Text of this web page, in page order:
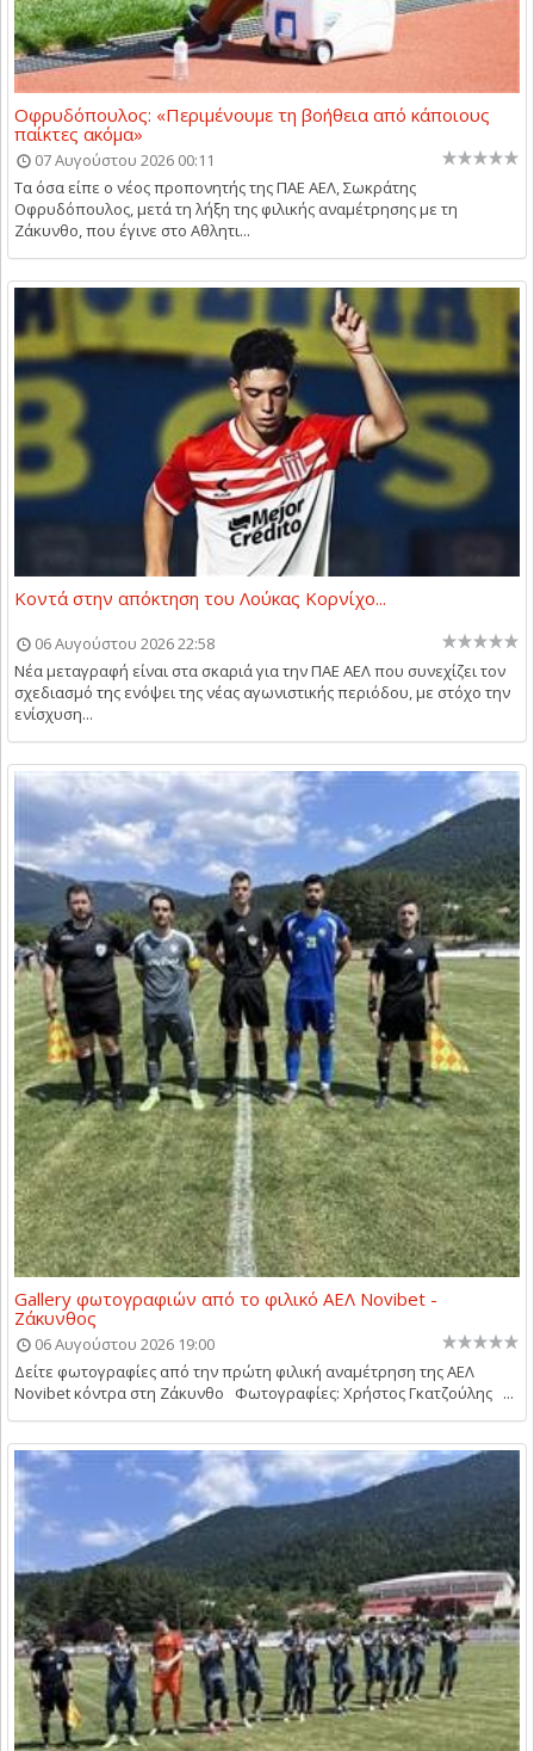
Οφρυδόπουλος: «Περιμένουμε τη βοήθεια από κάποιους
παίκτες ακόμα»
07 Αυγούστου 2026 00:11
Τα όσα είπε ο νέος προπονητής της ΠΑΕ ΑΕΛ, Σωκράτης
Οφρυδόπουλος, μετά τη λήξη της φιλικής αναμέτρησης με τη
Ζάκυνθο, που έγινε στο Αθλητι...
Κοντά στην απόκτηση του Λούκας Κορνίχο...
06 Αυγούστου 2026 22:58
Νέα μεταγραφή είναι στα σκαριά για την ΠΑΕ ΑΕΛ που συνεχίζει τον
σχεδιασμό της ενόψει της νέας αγωνιστικής περιόδου, με στόχο την
ενίσχυση...
Gallery φωτογραφιών από το φιλικό ΑΕΛ Novibet -
Ζάκυνθος
06 Αυγούστου 2026 19:00
Δείτε φωτογραφίες από την πρώτη φιλική αναμέτρηση της ΑΕΛ
Novibet κόντρα στη Ζάκυνθο Φωτογραφίες: Χρήστος Γκατζούλης ...